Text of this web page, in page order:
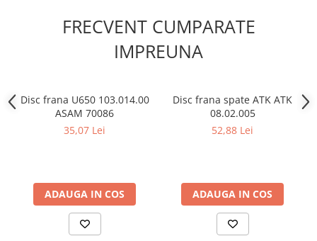
Discuri frana
Cablu frana de mana
Suport etrier
Kit distributie
Kit lant distributie
Curea distributie
FRECVENT CUMPARATE
IMPREUNA
Disc frana U650 103.014.00
ASAM 70086
35,07 Lei
ADAUGA IN COS
Disc frana spate ATK ATK
08.02.005
52,88 Lei
ADAUGA IN COS